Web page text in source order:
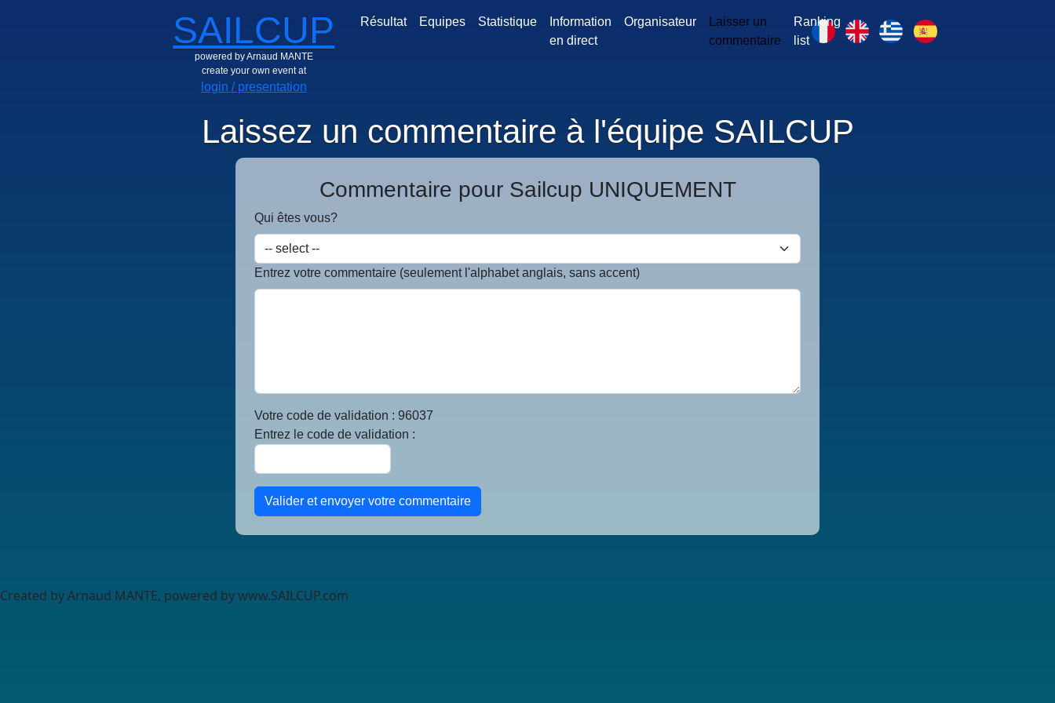
SAILCUP
powered by Arnaud MANTE
create your own event at
login / presentation
Résultat Equipes Statistique
Information
en direct
Organisateur
Laisser un
commentaire
Ranking
list
Laissez un commentaire à l'équipe SAILCUP
Commentaire pour Sailcup UNIQUEMENT
Qui êtes vous?
Entrez votre commentaire (seulement l'alphabet anglais, sans accent)
Votre code de validation : 96037
Entrez le code de validation :
Valider et envoyer votre commentaire
Created by Arnaud MANTE, powered by www.SAILCUP.com